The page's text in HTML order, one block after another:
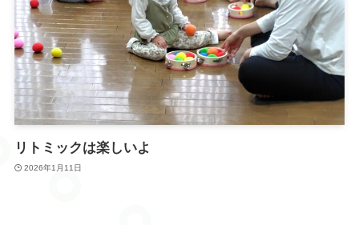
リトミックは楽しいよ
2026年1月11日